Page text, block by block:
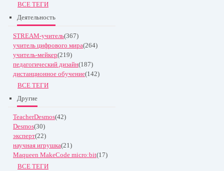
ВСЕ ТЕГИ
Деятельность
STREAM-учитель(367)
учитель цифрового мира(264)
учитель-мейкер(219)
педагогический дизайн(187)
дистанционное обучение(142)
ВСЕ ТЕГИ
Другие
TeacherDesmos(42)
Desmos(30)
эксперт(22)
научная игрушка(21)
Maqueen MakeCode micro:bit(17)
ВСЕ ТЕГИ